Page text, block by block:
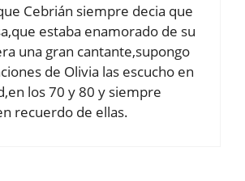
Cebrián siempre decia que
estaba enamorado de su
una gran cantante,supongo
de Olivia las escucho en
los 70 y 80 y siempre
recuerdo de ellas.